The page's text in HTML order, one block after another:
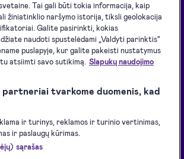
Palaikomos eID priemonės
Atsisiuntimai
Paslaugų teikimo sąlygos
Privatumo politika
Paslaugų pasiekiamumas
Tai gali būti tokia informacija, kaip
žiniatinklio naršymo istorija, tiksli geolokacija
Galite pasirinkti, kokias
naudoti spustelėdami „Valdyti parinktis“
puslapyje, kur galite pakeisti nustatymus
atsiimti savo sutikimą. Slapukų naudojimo
partneriai tvarkome duomenis, kad
ir turinys, reklamos ir turinio vertinimas,
ir paslaugų kūrimas.
sąrašas